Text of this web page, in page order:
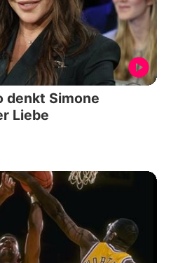
denkt Simone
Liebe